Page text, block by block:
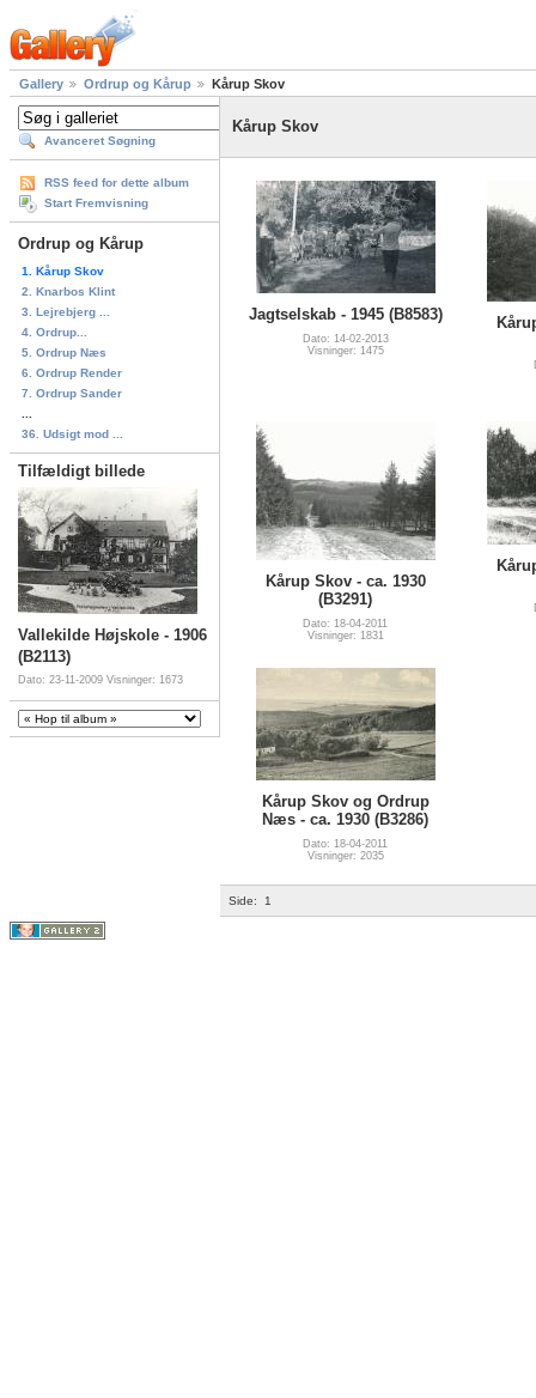
Gallery Ordrup og Kårup Kårup Skov
Avanceret Søgning
RSS feed for dette album
Start Fremvisning
Ordrup og Kårup
1. Kårup Skov
2. Knarbos Klint
3. Lejrebjerg ...
4. Ordrup...
5. Ordrup Næs
6. Ordrup Render
7. Ordrup Sander
36. Udsigt mod ...
Tilfældigt billede
Vallekilde Højskole - 1906
(B2113)
Dato: 23-11-2009 Visninger: 1673
Kårup Skov
Jagtselskab - 1945 (B8583)
Dato: 14-02-2013
Visninger: 1475
Kårup Skov - ca. 1930
(B3291)
Dato: 18-04-2011
Visninger: 1831
Kårup Skov og Ordrup
Næs - ca. 1930 (B3286)
Dato: 18-04-2011
Visninger: 2035
Side: 1